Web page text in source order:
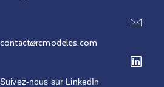
contact@rcmodeles.com
Suivez-nous sur LinkedIn